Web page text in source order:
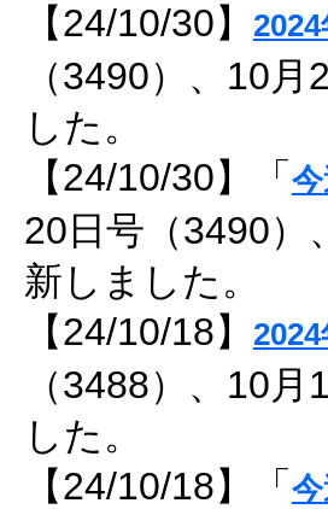
【24/10/30】
（3490）、10
した。
【24/10/30】「
20日号（3490）
新しました。
【24/10/18】
（3488）、10
した。
【24/10/18】「